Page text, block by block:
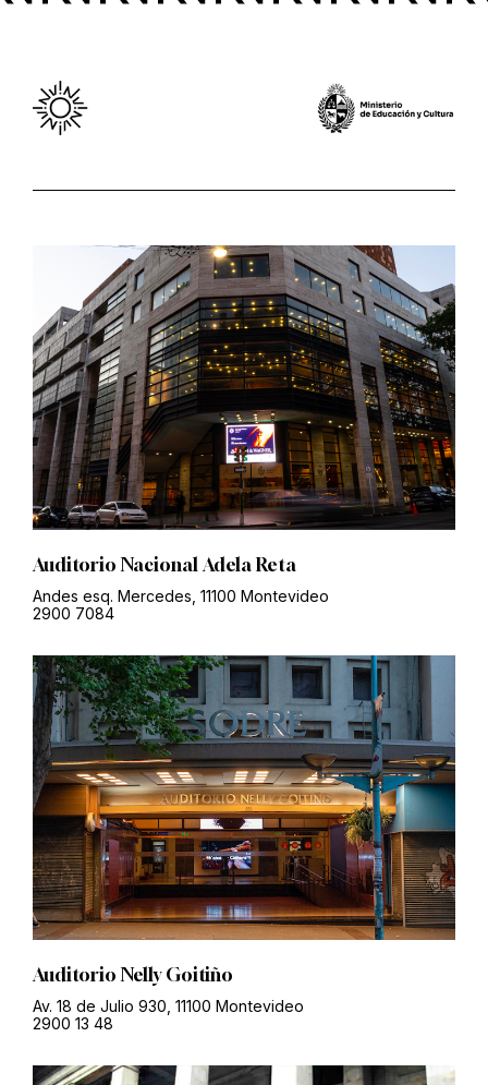
Auditorio Nacional Adela Reta
Andes esq. Mercedes, 11100 Montevideo
2900 7084
Auditorio Nelly Goitiño
Av. 18 de Julio 930, 11100 Montevideo
2900 13 48